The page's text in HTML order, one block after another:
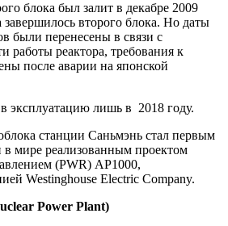
блока был залит в декабре 2009
второго блока. Но даты
были перенесены в связи с
работы реактора, требования к
после аварии на японской
эксплуатацию лишь в 2018 году.
станции Саньмэнь стал первым
в мире реализованным проектом
(PWR) AP1000,
Westinghouse Electric Company.
Power Plant)